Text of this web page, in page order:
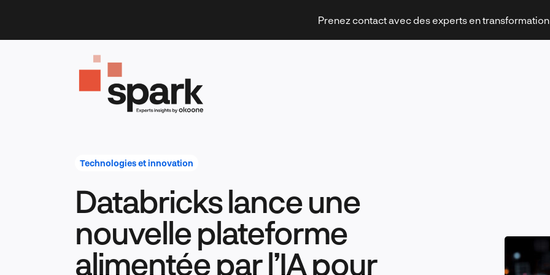
content
Prenez contact avec des experts en transformation
Technologies et innovation
Leadership et management
Technologies et innovation
Databricks lance une
nouvelle plateforme
alimentée par l’IA pour